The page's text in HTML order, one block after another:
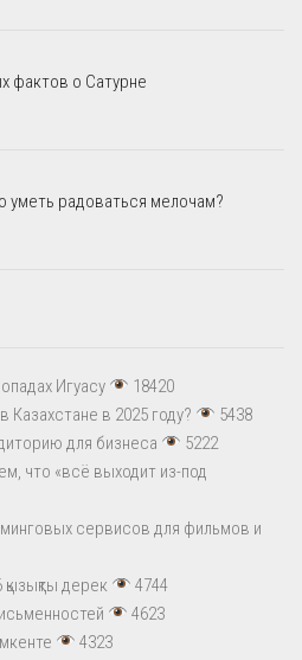
фактов о Сатурне
уметь радоваться мелочам?
Игуасу
18420
Казахстане в 2025 году?
5438
для бизнеса
5222
что «всё выходит из-под
сервисов для фильмов и
дерек
4744
4623
4323